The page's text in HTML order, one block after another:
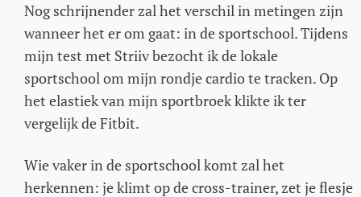
Nog schrijnender zal het verschil in metingen zijn
wanneer het er om gaat: in de sportschool. Tijdens
mijn test met Striiv bezocht ik de lokale
sportschool om mijn rondje cardio te tracken. Op
het elastiek van mijn sportbroek klikte ik ter
vergelijk de Fitbit.
Wie vaker in de sportschool komt zal het
herkennen: je klimt op de cross-trainer, zet je flesje